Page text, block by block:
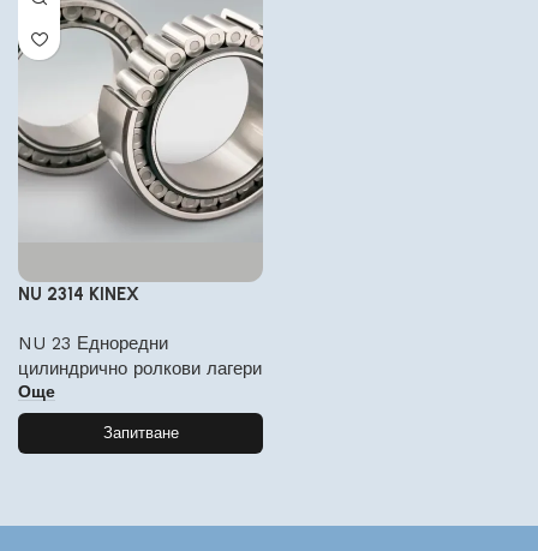
NU 2314 KINEX
NU 23 Едноредни
цилиндрично ролкови лагери
Още
Запитване